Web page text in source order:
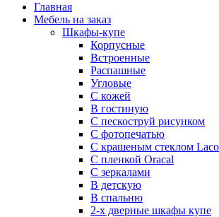
Главная
Мебель на заказ
Шкафы-купе
Корпусные
Встроенные
Распашные
Угловые
С кожей
В гостиную
С пескоструй рисунком
С фотопечатью
С крашеным стеклом
С пленкой Oracal
С зеркалами
В детскую
В спальню
2-х дверные шкафы купе